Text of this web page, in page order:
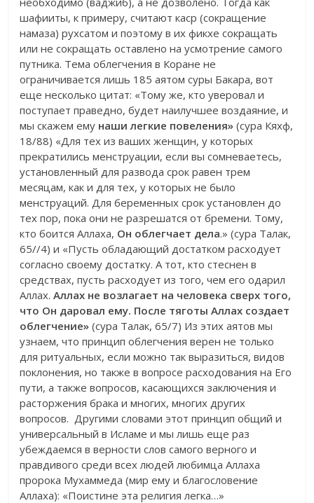
шафииты, к примеру, считают каср (сокращение
намаза) рухсатом и поэтому в их фикхе сокращать
или не сокращать оставлено на усмотрение самого
путника. Тема облегчения в Коране не
ограничивается лишь 185 аятом суры Бакара, вот
еще несколько цитат: «Тому же, кто уверовал и
поступает праведно, будет наилучшее воздаяние, и
мы скажем ему наши легкие повеления» (сура Кяхф,
18/88) «Для тех из ваших женщин, у которых
прекратились менструации, если вы сомневаетесь,
установленный для развода срок равен трем
месяцам, как и для тех, у которых не было
менструаций. Для беременных срок установлен до
тех пор, пока они не разрешатся от бремени. Тому,
кто боится Аллаха, Он облегчает дела.» (сура Талак,
65//4) и «Пусть обладающий достатком расходует
согласно своему достатку. А тот, кто стеснен в
средствах, пусть расходует из того, чем его одарил
Аллах.Аллах не возлагает на человека сверх того,
что Он даровал ему. После тяготы Аллах создает
облегчение» (сура Талак, 65/7) Из этих аятов мы
узнаем, что принцип облегчения верен не только
для ритуальных, если можно так выразиться, видов
поклонения, но также в вопросе расходования на Его
пути, а также вопросов, касающихся заключения и
расторжения брака и многих, многих других
вопросов. Другими словами этот принцип общий и
универсальный в Исламе и мы лишь еще раз
убеждаемся в верности слов самого верного и
правдивого среди всех людей любимца Аллаха
пророка Мухаммеда (мир ему и благословение
Аллаха): «Поистине эта религия легка…»